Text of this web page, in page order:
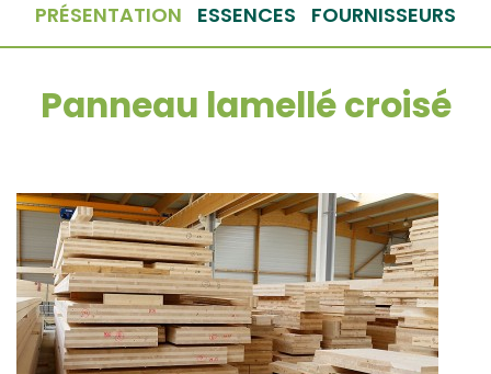
PRÉSENTATION ESSENCES FOURNISSEURS
Panneau lamellé croisé